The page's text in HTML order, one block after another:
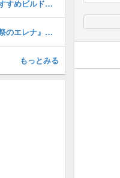
戦術型コリーの評価とおすすめビルド・相性が良いキャラ
復刻イベント『不思議な祭のエレナ』の詳細と攻略方法
もっとみる